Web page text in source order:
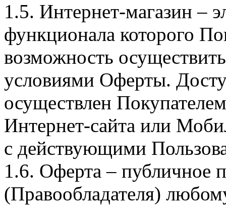
1.5. Интернет-магазин –
функционала которого
возможность
условиями Оферты.
осуществлен
Интернет-сайта или
с действующими
1.6. Оферта – публичное
(Правообладателя)